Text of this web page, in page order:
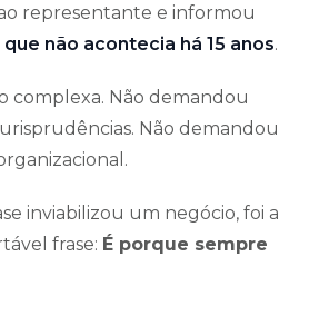
representante e informou
que não acontecia há 15 anos.
complexa. Não demandou
Não demandou
inviabilizou um negócio, foi a
frase: É porque sempre